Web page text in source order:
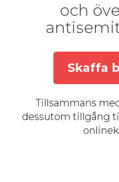
och
Skaffa
Tillsammans
dessutom tillgång